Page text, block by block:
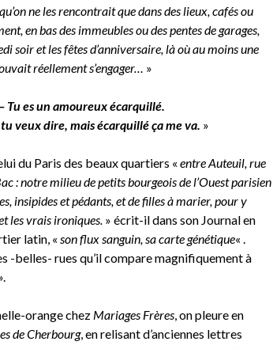
ne les rencontrait que dans des lieux, cafés ou
en bas des immeubles ou des pentes de garages,
soir et les fêtes d’anniversaire, là où au moins une
réellement s’engager… »
– Tu es un amoureux écarquillé.
veux dire, mais écarquillé ça me va. »
du Paris des beaux quartiers « entre Auteuil, rue
: notre milieu de petits bourgeois de l’Ouest parisien
insipides et pédants, et de filles à marier, pour y
les vrais ironiques.» écrit-il dans son Journal en
latin, « son flux sanguin, sa carte génétique« .
-belles- rues qu’il compare magnifiquement à
orange chez Mariages Frères, on pleure en
de Cherbourg, en relisant d’anciennes lettres